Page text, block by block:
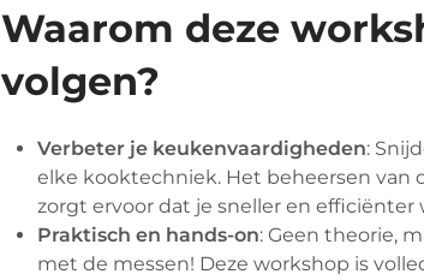
Waarom deze
volgen?
Verbeter je keukenvaardigheden:
elke kooktechniek. Het beheersen van
zorgt ervoor dat je sneller en efficiënter
Praktisch en hands-on: Geen theorie,
met de messen! Deze workshop is